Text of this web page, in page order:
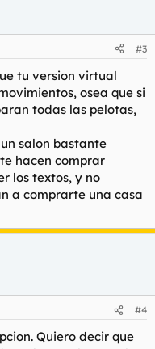
#3
tu version virtual
osea que si
todas las pelotas,
salon bastante
hacen comprar
los textos, y no
a comprarte una casa
#4
Quiero decir que